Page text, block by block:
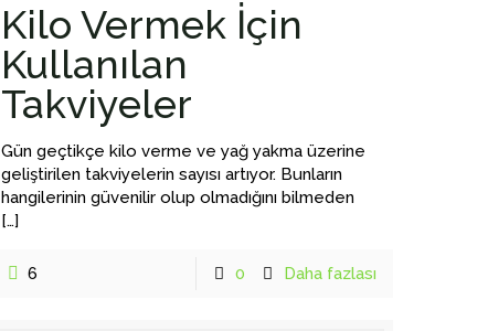
Kilo Vermek İçin
Kullanılan
Takviyeler
Gün geçtikçe kilo verme ve yağ yakma üzerine
geliştirilen takviyelerin sayısı artıyor. Bunların
hangilerinin güvenilir olup olmadığını bilmeden
[…]
6 0 Daha fazlası